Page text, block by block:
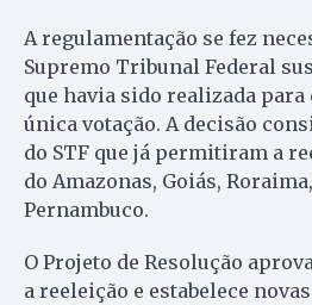
A regulamentação se fez
Supremo Tribunal Federal
que havia sido realizada
única votação. A decisão
do STF que já permitiram a
do Amazonas, Goiás,
Pernambuco.
O Projeto de Resolução
a reeleição e estabelece